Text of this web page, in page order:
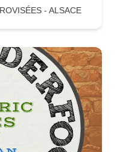
- ALSACE